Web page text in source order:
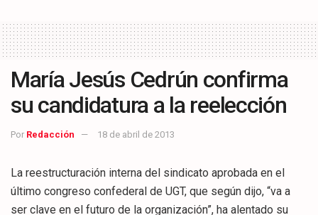
María Jesús Cedrún confirma
su candidatura a la reelección
Por Redacción 18 de abril de 2013
La reestructuración interna del sindicato aprobada en el
último congreso confederal de UGT, que según dijo, “va a
ser clave en el futuro de la organización”, ha alentado su